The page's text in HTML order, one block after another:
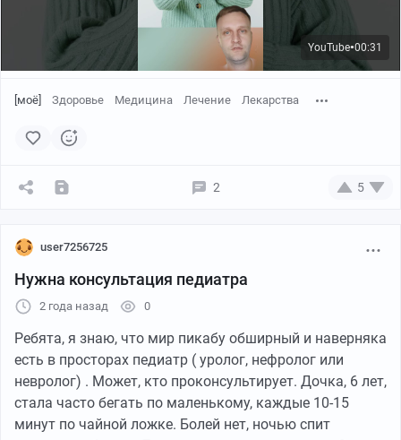
YouTube●00:31
[моё] Здоровье Медицина Лечение Лекарства
2 5
user7256725
Нужна консультация педиатра
2 года назад 0
Ребята, я знаю, что мир пикабу обширный и наверняка
есть в просторах педиатр ( уролог, нефролог или
невролог) . Может, кто проконсультирует. Дочка, 6 лет,
стала часто бегать по маленькому, каждые 10-15
минут по чайной ложке. Болей нет, ночью спит